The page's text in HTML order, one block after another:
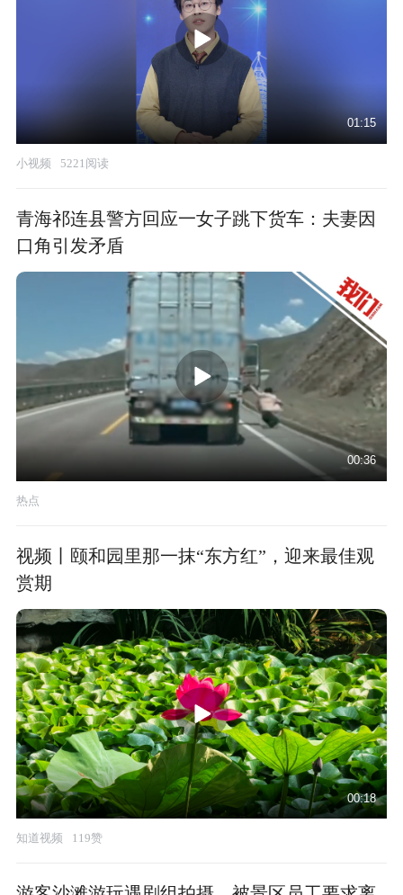
01:15
小视频 5221阅读
青海祁连县警方回应一女子跳下货车：夫妻因
口角引发矛盾
00:36
热点
视频丨颐和园里那一抹“东方红”，迎来最佳观
赏期
00:18
知道视频 119赞